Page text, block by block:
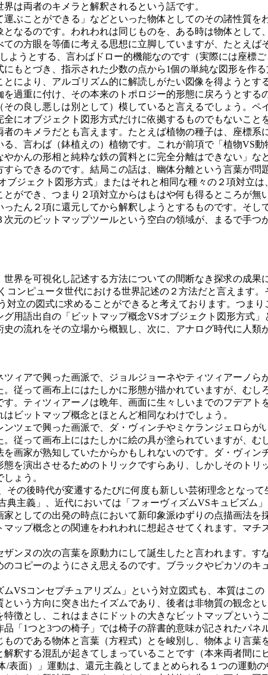
は両者のキメラと解釈されるという話です。
ぶことができる」などといった物体としてのその諸性質を
なるのです。われわれは同じものを、ある時は物体として
の方眼を等価に考える思想に立脚していますが、たとえば
ようとする、言わばドロー的機能なのです（実際には座標
もとづき、指示された少数の点から1個の単純な図形を作
により、アルゴリズム的に解読しがたい図像を得ようとす
過重に付け、その本来のトポロジー的形態に戻ろうとす
の良し悪しは別として）模していると言えるでしょう。
にオブジェクト図形方式だけに依拠するものでもないこと
のキメラだとも言えます。たとえば植物の種子は、座標系
、言わば（鉢植えの）植物です。これが前項で「植物VS
かんの形相と純粋な鉄の質料とに完全分離はできない」
らできるのです。結局この話は、幽体分離という言葉が問
ジェクト図形方式」またはそれと相同な種々の２項対立
ができ、つまり２項対立からはもはや何も得るところが
たん２項に還元してから解釈しようとするものです。そ
元のビットマップツールという空白の領域が、まるで手
界を可視化し記述する方法についての間断なき探求の成果
ンピュータ世代における世界記述の２方法だと言えます
立の図式に求めることができると考えております。つま
用語出自の「ビットマップ概念VSオブジェクト図形方式
の流れをその立場から概観し、次に、アナログ時代に人類
ィアで興った画派で、ジョルジョーネやティツィアーノら
従って画布上にはたしかに形態が描かれていますが、む
。ティツィアーノは晩年、画面に生々しいまでのフデア
ビットマップ概念とほとんど相同なわけでしょう。
ツェで興った画派で、ダ・ヴィンチやミケランジェロらが
従って画布上にはたしかに絵の具が塗られていますが、む
画家が熟知していたからかもしれないのです。ダ・ヴィ
を演出させるためのトリックですらあり、しかしそのト
ょう。
の後時代が変遷するたびに何度も新しい芸術理念となっ
主義」、近代においては「フォーヴィズムVSキュビズム
としての出発の時点において新印象派ゆずりの点描画法を
ップ概念との関連をわれわれに想起させてくれます。マチ
ンヌの次の言葉を原動力にして誕生したと言われます。す
コピーのようにさえ思えるのです。ブラックやピカソの
VSコンセプチュアリズム」という対立図式も、本質はこ
いう方向に突き出たイズムであり、後者は非物質の観念
徴とし、これはまさにドットの大きなビットマップとい
「1つと3つの椅子」では椅子の辞書的意味が記されたパ
のである物体と言葉（方程式）とを峻別し、物体より言
釈する混乱が起きてしまっていることです（本来両者間に
面）」運動は、還元主義としてまとめられる１つの運動